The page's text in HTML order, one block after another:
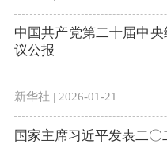
中国共产党第二十届中
议公报
新华社 | 2026-01-21
国家主席习近平发表二〇